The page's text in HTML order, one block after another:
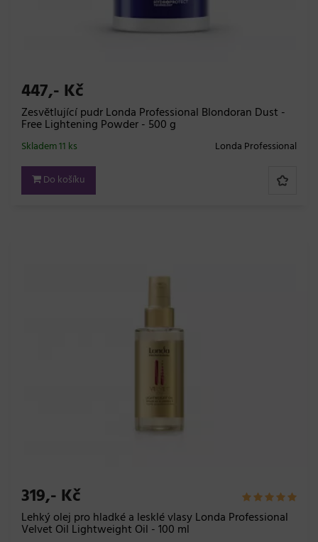
447,- Kč
Zesvětlující pudr Londa Professional Blondoran Dust -
Free Lightening Powder - 500 g
Londa Professional
Skladem 11 ks
Do košíku
319,- Kč
Lehký olej pro hladké a lesklé vlasy Londa Professional
Velvet Oil Lightweight Oil - 100 ml